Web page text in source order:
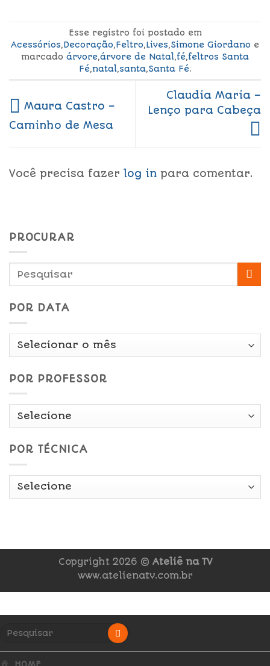
Esse registro foi postado em
Acessórios,Decoração,Feltro,Lives,Simone Giordano e
marcado árvore,árvore de Natal,fé,feltros Santa
Fé,natal,santa,Santa Fé.
Maura Castro –
Caminho de Mesa
Claudia Maria –
Lenço para Cabeça
Você precisa fazer log in para comentar.
PROCURAR
POR DATA
Por
POR PROFESSOR
POR TÉCNICA
Copyright 2026 © Ateliê na TV
www.atelienatv.com.br
HOME